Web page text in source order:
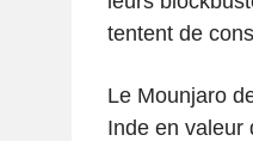
tentent de
Le Mounjaro
Inde en valeur